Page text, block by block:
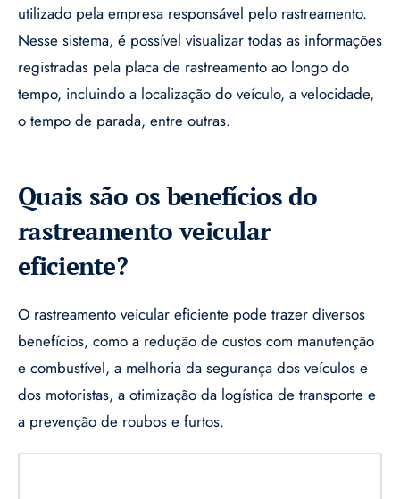
utilizado pela empresa responsável pelo rastreamento.
Nesse sistema, é possível visualizar todas as informações
registradas pela placa de rastreamento ao longo do
tempo, incluindo a localização do veículo, a velocidade,
o tempo de parada, entre outras.
Quais são os benefícios do
rastreamento veicular
eficiente?
O rastreamento veicular eficiente pode trazer diversos
benefícios, como a redução de custos com manutenção
e combustível, a melhoria da segurança dos veículos e
dos motoristas, a otimização da logística de transporte e
a prevenção de roubos e furtos.